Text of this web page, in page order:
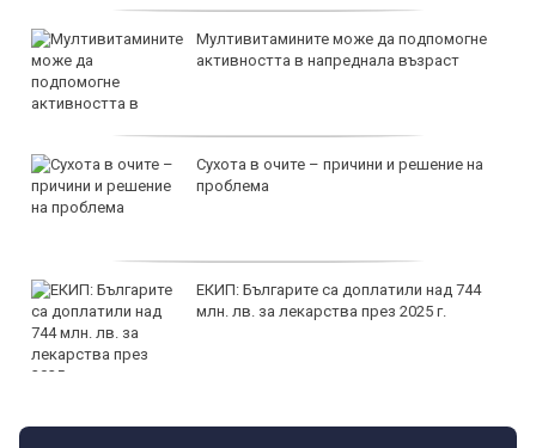
Мултивитамините може да подпомогне
активността в напреднала възраст
Сухота в очите – причини и решение на
проблема
ЕКИП: Българите са доплатили над 744
млн. лв. за лекарства през 2025 г.